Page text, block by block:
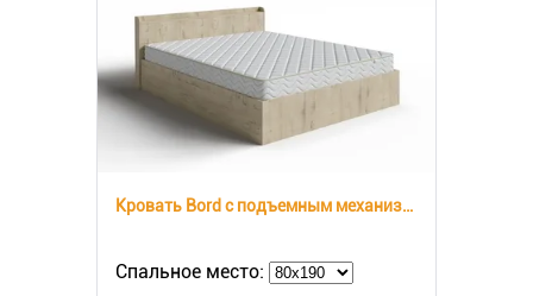
Кровать Bord с подъемным механизмом
Спальное место: